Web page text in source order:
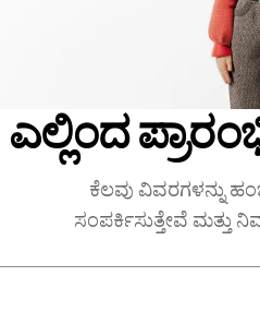
ಎಲ್ಲಿಂದ
ಕೆಲವು ವಿವರಗಳನ್ನು
ಸಂಪರ್ಕಿಸುತ್ತೇವೆ ಮತ್ತು